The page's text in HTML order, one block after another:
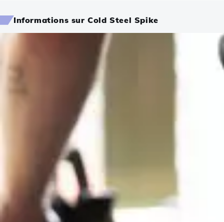
Informations sur Cold Steel Spike